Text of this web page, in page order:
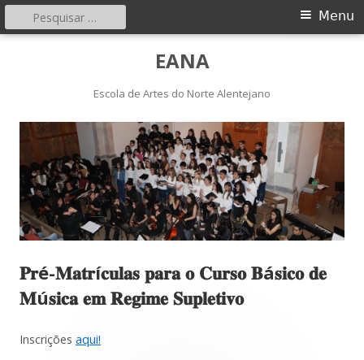
EANA
Escola de Artes do Norte Alentejano
Menu
principal
Menu
Pesquisar
por:
𝐏𝐫é-𝐌𝐚𝐭𝐫í𝐜𝐮𝐥𝐚𝐬 𝐩𝐚𝐫𝐚 𝐨 𝐂𝐮𝐫𝐬𝐨 𝐁á𝐬𝐢𝐜𝐨 𝐝𝐞
𝐌ú𝐬𝐢𝐜𝐚 𝐞𝐦 𝐑𝐞𝐠𝐢𝐦𝐞 𝐒𝐮𝐩𝐥𝐞𝐭𝐢𝐯𝐨
Inscrições aqui!